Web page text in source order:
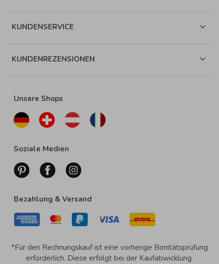
KUNDENSERVICE
KUNDENREZENSIONEN
Unsere Shops
Soziale Medien
Bezahlung & Versand
*Für den Rechnungskauf ist eine vorherige Bonitätsprüfung
erforderlich. Diese erfolgt bei der Kaufabwicklung.